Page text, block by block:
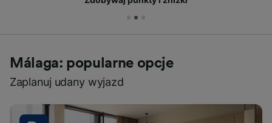
Málaga: popularne opcje
Zaplanuj udany wyjazd